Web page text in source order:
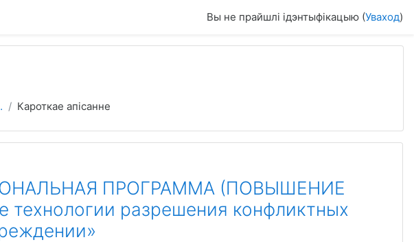
Вы не прайшлі ідэнтыфікацыю (Уваход)
Кароткае апісанне
ПРОГРАММА (ПОВЫШЕНИЕ
разрешения конфликтных